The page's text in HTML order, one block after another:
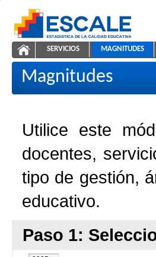
ESCALE - Unidad de
Magnitudes de la Educación
NAVEGACIÓN
SERVICIOS MAGNITUDES
Magnitudes
Utilice este
docentes,
tipo de gestión,
educativo.
Paso 1: